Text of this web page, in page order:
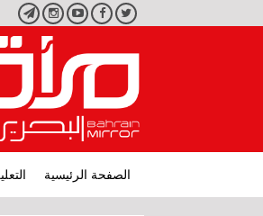
تويتر فيسبوكيوتيوبانستجرام
الصفحة الرئيسية